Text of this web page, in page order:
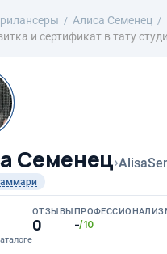
Алиса Семенец
и сертификат в тату
Семенец›
ОТЗЫВЫ
0 -/10